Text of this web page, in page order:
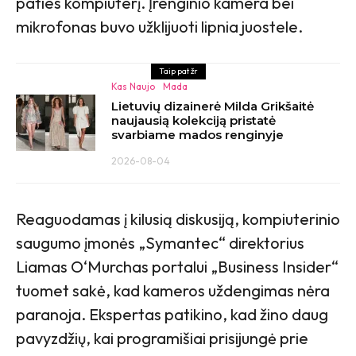
mikrofonas buvo užklijuoti lipnia juostele.
Taip pat žr
Kas Naujo Mada
Lietuvių dizainerė Milda Grikšaitė
naujausią kolekciją pristatė
svarbiame mados renginyje
2026-08-04
Reaguodamas į kilusią diskusiją, kompiuterinio
saugumo įmonės „Symantec“ direktorius
Liamas O‘Murchas portalui „Business Insider“
tuomet sakė, kad kameros uždengimas nėra
paranoja. Ekspertas patikino, kad žino daug
pavyzdžių, kai programišiai prisijungė prie